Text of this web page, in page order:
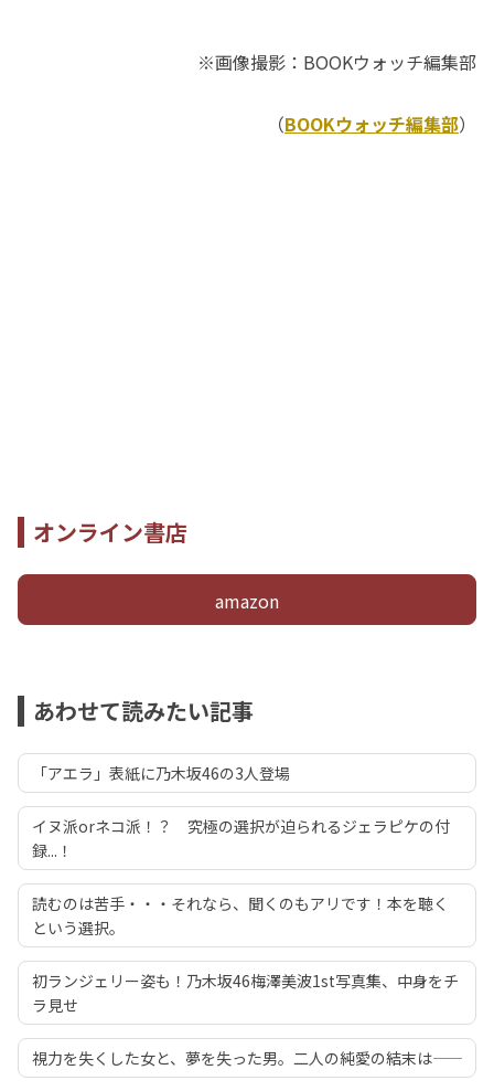
※画像撮影：BOOKウォッチ編集部
（BOOKウォッチ編集部）
オンライン書店
amazon
あわせて読みたい記事
「アエラ」表紙に乃木坂46の3人登場
イヌ派orネコ派！？ 究極の選択が迫られるジェラピケの付
録...！
読むのは苦手・・・それなら、聞くのもアリです！本を聴く
という選択。
初ランジェリー姿も！乃木坂46梅澤美波1st写真集、中身をチ
ラ見せ
視力を失くした女と、夢を失った男。二人の純愛の結末は――